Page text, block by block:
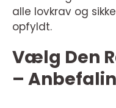
alle lovkrav og
opfyldt.
Vælg Den
–